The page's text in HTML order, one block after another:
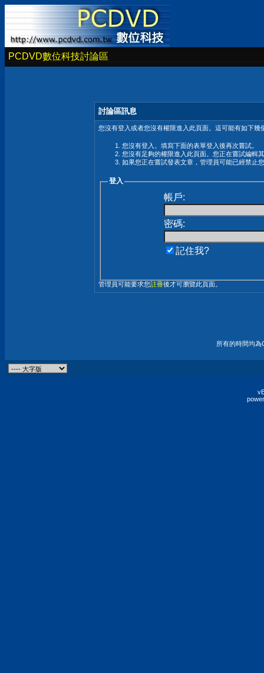
PCDVD數位科技討論區
討論區訊息
您沒有登入或者您沒有權限進入此頁面。這可能有如下幾
您沒有登入。填寫下面的表單登入後再次嘗試。
您沒有足夠的權限進入此頁面。您正在嘗試編輯
如果您正在嘗試發表文章，管理員可能已經禁止
登入
帳戶:
密碼:
記住我?
管理員可能要求您註冊後才可瀏覽此頁面。
所有的時間均為